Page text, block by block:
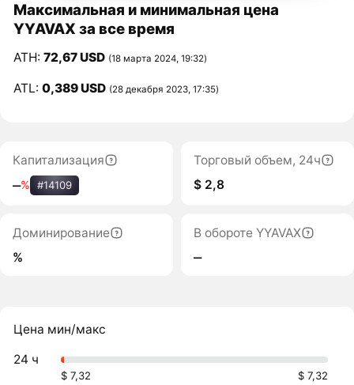
Максимальная и минимальная цена
YYAVAX за все время
ATH:72,67 USD (18 марта 2024, 19:32)
ATL:0,389 USD (28 декабря 2023, 17:35)
Капитализация
‒% #14109
Торговый объем, 24ч
$ 2,8
Доминирование
%
В обороте YYAVAX
‒
Цена мин/макс
24 ч
$ 7,32 $ 7,32